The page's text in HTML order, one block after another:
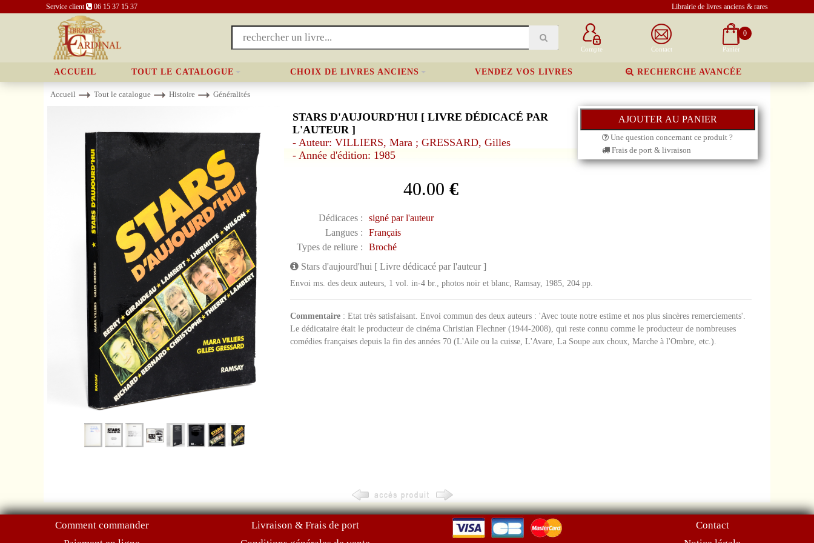
Service client 06 15 37 15 37 Librairie de livres anciens & rares
Compte Contact
0
Panier
ACCUEIL TOUT LE CATALOGUE CHOIX DE LIVRES ANCIENS VENDEZ VOS LIVRES RECHERCHE AVANCÉE
Accueil Tout le catalogue Histoire Généralités
STARS D'AUJOURD'HUI [ LIVRE DÉDICACÉ PAR
L'AUTEUR ]
- Auteur: VILLIERS, Mara ; GRESSARD, Gilles
- Année d'édition: 1985
40.00 €
Dédicaces :
signé par l'auteur
Langues :
Français
Types de reliure :
Broché
Une question concernant ce produit ?
Frais de port & livraison
Stars d'aujourd'hui [ Livre dédicacé par l'auteur ]
Envoi ms. des deux auteurs, 1 vol. in-4 br., photos noir et blanc, Ramsay, 1985, 204 pp.
Commentaire: Etat très satisfaisant. Envoi commun des deux auteurs : 'Avec toute notre estime et nos plus sincères remerciements'.
Le dédicataire était le producteur de cinéma Christian Flechner (1944-2008), qui reste connu comme le producteur de nombreuses
comédies françaises depuis la fin des années 70 (L'Aile ou la cuisse, L'Avare, La Soupe aux choux, Marche à l'Ombre, etc.).
Comment commander
Livraison & Frais de port
Contact